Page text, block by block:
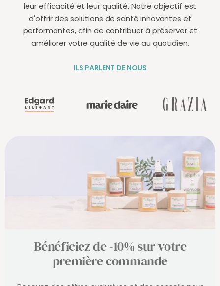
leur efficacité et leur qualité. Notre objectif est
d'offrir des solutions de santé innovantes et
performantes, afin de contribuer à préserver et
améliorer votre qualité de vie au quotidien.
ILS PARLENT DE NOUS
Bénéficiez de -10% sur votre
première commande